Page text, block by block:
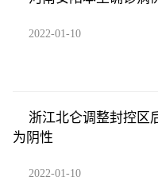
2022-01-10
浙江北仑调整封控区
为阴性
2022-01-10